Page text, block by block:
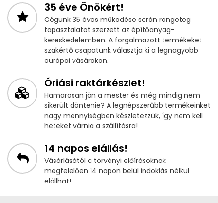
35 éve Önökért!
Cégünk 35 éves működése során rengeteg
tapasztalatot szerzett az építőanyag-
kereskedelemben. A forgalmazott termékeket
szakértő csapatunk választja ki a legnagyobb
európai vásárokon.
Óriási raktárkészlet!
Hamarosan jön a mester és még mindig nem
sikerült döntenie? A legnépszerűbb termékeinket
nagy mennyiségben készletezzük, így nem kell
heteket várnia a szállításra!
14 napos elállás!
Vásárlásától a törvényi előírásoknak
megfelelően 14 napon belül indoklás nélkül
elállhat!